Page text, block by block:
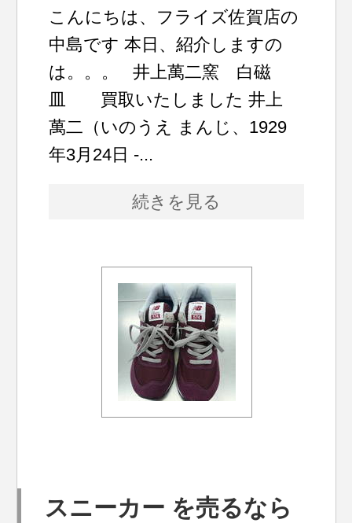
こんにちは、フライズ佐賀店の
中島です 本日、紹介しますの
は。。。 井上萬二窯 白磁
皿 買取いたしました 井上
萬二（いのうえ まんじ、1929
年3月24日 -...
続きを見る
スニーカー を売るなら